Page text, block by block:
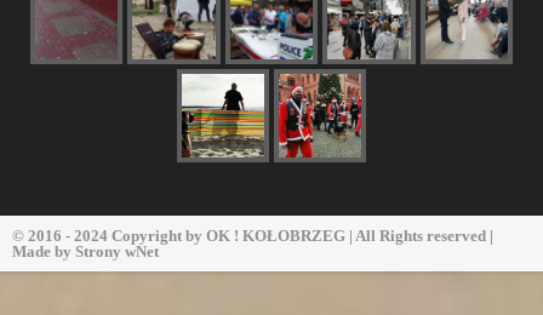
© 2016 - 2024 Copyright by OK ! KOŁOBRZEG | All Rights reserved |
Made by Strony wNet